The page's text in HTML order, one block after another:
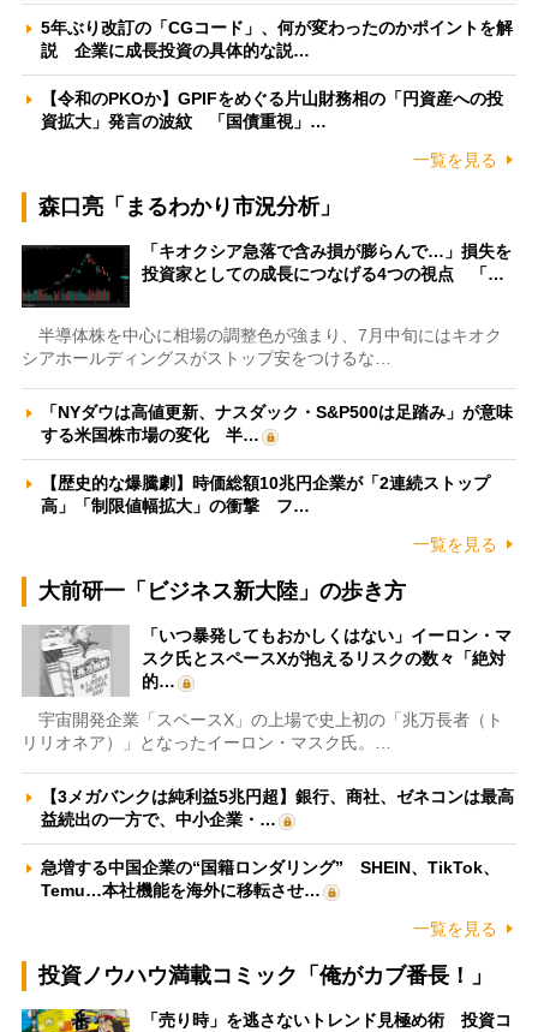
5年ぶり改訂の「CGコード」、何が変わったのかポイントを解
説 企業に成長投資の具体的な説…
【令和のPKOか】GPIFをめぐる片山財務相の「円資産への投
資拡大」発言の波紋 「国債重視」…
一覧を見る
森口亮「まるわかり市況分析」
「キオクシア急落で含み損が膨らんで…」損失を
投資家としての成長につなげる4つの視点 「…
半導体株を中心に相場の調整色が強まり、7月中旬にはキオク
シアホールディングスがストップ安をつけるな…
「NYダウは高値更新、ナスダック・S&P500は足踏み」が意味
する米国株市場の変化 半…
【歴史的な爆騰劇】時価総額10兆円企業が「2連続ストップ
高」「制限値幅拡大」の衝撃 フ…
一覧を見る
大前研一「ビジネス新大陸」の歩き方
「いつ暴発してもおかしくはない」イーロン・マ
スク氏とスペースXが抱えるリスクの数々「絶対
的…
宇宙開発企業「スペースX」の上場で史上初の「兆万長者（ト
リリオネア）」となったイーロン・マスク氏。…
【3メガバンクは純利益5兆円超】銀行、商社、ゼネコンは最高
益続出の一方で、中小企業・…
急増する中国企業の“国籍ロンダリング” SHEIN、TikTok、
Temu…本社機能を海外に移転させ…
一覧を見る
投資ノウハウ満載コミック「俺がカブ番長！」
「売り時」を逃さないトレンド見極め術 投資コ